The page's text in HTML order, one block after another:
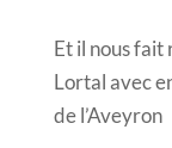
Et il nous
Lortal avec
de l’Aveyron